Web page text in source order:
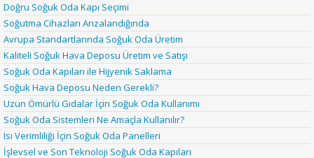
Doğru Soğuk Oda Kapı Seçimi
Soğutma Cihazları Arızalandığında
Avrupa Standartlarında Soğuk Oda Üretim
Kaliteli Soğuk Hava Deposu Üretim ve Satışı
Soğuk Oda Kapıları ile Hijyenik Saklama
Soğuk Hava Deposu Neden Gerekli?
Uzun Ömürlü Gıdalar İçin Soğuk Oda Kullanımı
Soğuk Oda Sistemleri Ne Amaçla Kullanılır?
Isı Verimliliği İçin Soğuk Oda Panelleri
İşlevsel ve Son Teknoloji Soğuk Oda Kapıları